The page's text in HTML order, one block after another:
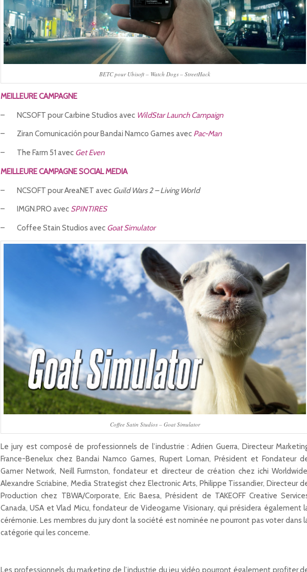
BETC pour Ubisoft – Watch Dogs – StreetHack
MEILLEURE CAMPAGNE
– NCSOFT pour Carbine Studios avec WildStar Launch Campaign
– Ziran Comunicación pour Bandai Namco Games avec Pac-Man
– The Farm 51 avec Get Even
MEILLEURE CAMPAGNE SOCIAL MEDIA
– NCSOFT pour AreaNET avec Guild Wars 2 – Living World
– IMGN.PRO avec SPINTIRES
– Coffee Stain Studios avec Goat Simulator
Coffee Satin Studios – Goat Simulator
Le jury est composé de professionnels de l’industrie : Adrien Guerra, Directeur
France-Benelux chez Bandai Namco Games, Rupert Loman, Président et Fondateur
Gamer Network, Neill Furmston, fondateur et directeur de création chez ichi
Alexandre Scriabine, Media Strategist chez Electronic Arts, Philippe Tissandier, Directeur
Production chez TBWA/Corporate, Eric Baesa, Président de TAKEOFF Creative
Canada, USA et Vlad Micu, fondateur de Videogame Visionary, qui présidera également
cérémonie. Les membres du jury dont la société est nominée ne pourront pas voter dans
catégorie qui les concerne.
Les professionnels du marketing de l’industrie du jeu vidéo pourront également profiter